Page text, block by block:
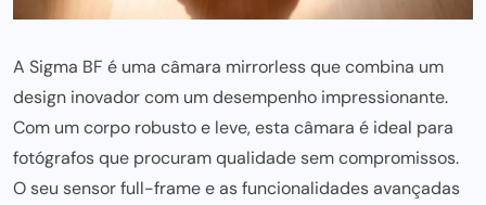
A Sigma BF é uma câmara mirrorless que combina um
design inovador com um desempenho impressionante.
Com um corpo robusto e leve, esta câmara é ideal para
fotógrafos que procuram qualidade sem compromissos.
O seu sensor full-frame e as funcionalidades avançadas